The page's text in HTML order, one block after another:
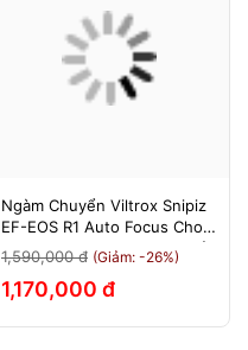
Ngàm Chuyển Viltrox Snipiz
EF-EOS R1 Auto Focus Cho
Canon EOS R/RP/R5/R6 - Bảo
Hành 12 Tháng 1 Đổi 1
1,590,000 đ (Giảm: -26%)
1,170,000 đ